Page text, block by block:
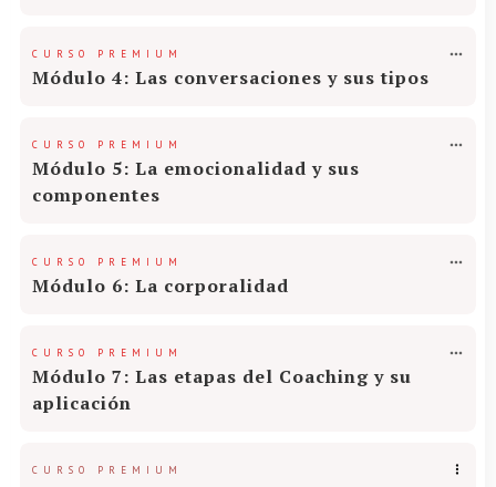
CURSO PREMIUM
Módulo 4: Las conversaciones y sus tipos
CURSO PREMIUM
Módulo 5: La emocionalidad y sus
componentes
CURSO PREMIUM
Módulo 6: La corporalidad
CURSO PREMIUM
Módulo 7: Las etapas del Coaching y su
aplicación
CURSO PREMIUM